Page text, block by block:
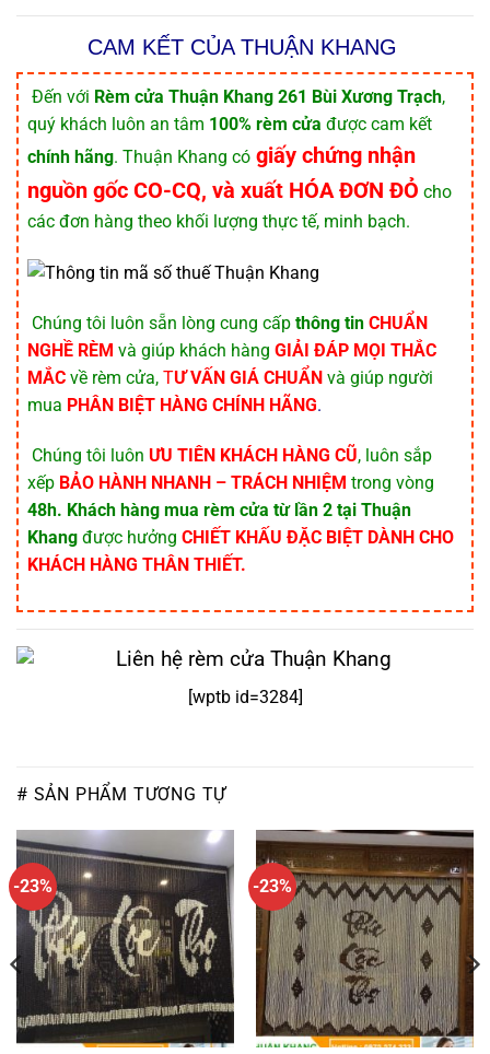
CAM KẾT CỦA THUẬN KHANG
️ Đến với Rèm cửa Thuận Khang 261 Bùi Xương Trạch,
quý khách luôn an tâm 100% rèm cửa được cam kết
chính hãng. Thuận Khang có giấy chứng nhận
nguồn gốc CO-CQ, và xuất HÓA ĐƠN ĐỎ cho
các đơn hàng theo khối lượng thực tế, minh bạch.
️ Chúng tôi luôn sẵn lòng cung cấp thông tin CHUẨN
NGHỀ RÈM và giúp khách hàng GIẢI ĐÁP MỌI THẮC
MẮC về rèm cửa, TƯ VẤN GIÁ CHUẨN và giúp người
mua PHÂN BIỆT HÀNG CHÍNH HÃNG.
️ Chúng tôi luôn ƯU TIÊN KHÁCH HÀNG CŨ, luôn sắp
xếp BẢO HÀNH NHANH – TRÁCH NHIỆM trong vòng
48h. Khách hàng mua rèm cửa từ lần 2 tại Thuận
Khang được hưởng CHIẾT KHẤU ĐẶC BIỆT DÀNH CHO
KHÁCH HÀNG THÂN THIẾT.
[wptb id=3284]
# SẢN PHẨM TƯƠNG TỰ
-23% -23%